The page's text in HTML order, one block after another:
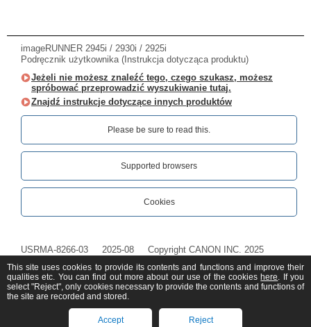
imageRUNNER 2945i / 2930i / 2925i
Podręcznik użytkownika (Instrukcja dotycząca produktu)
Jeżeli nie możesz znaleźć tego, czego szukasz, możesz
spróbować przeprowadzić wyszukiwanie tutaj.
Znajdź instrukcje dotyczące innych produktów
Please be sure to read this.‎
Supported browsers
Cookies
USRMA-8266-03 2025-08 Copyright CANON INC. 2025
This site uses cookies to provide its contents and functions and improve their
qualities etc. You can find out more about our use of the cookies here. If you
select "Reject", only cookies necessary to provide the contents and functions of
the site are recorded and stored.
Accept Reject